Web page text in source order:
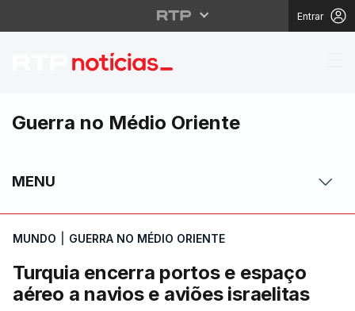
Entrar
Turquia encerra
Guerra no Médio Oriente
MENU
MUNDO GUERRA NO MÉDIO ORIENTE
Turquia encerra portos e espaço
aéreo a navios e aviões israelitas